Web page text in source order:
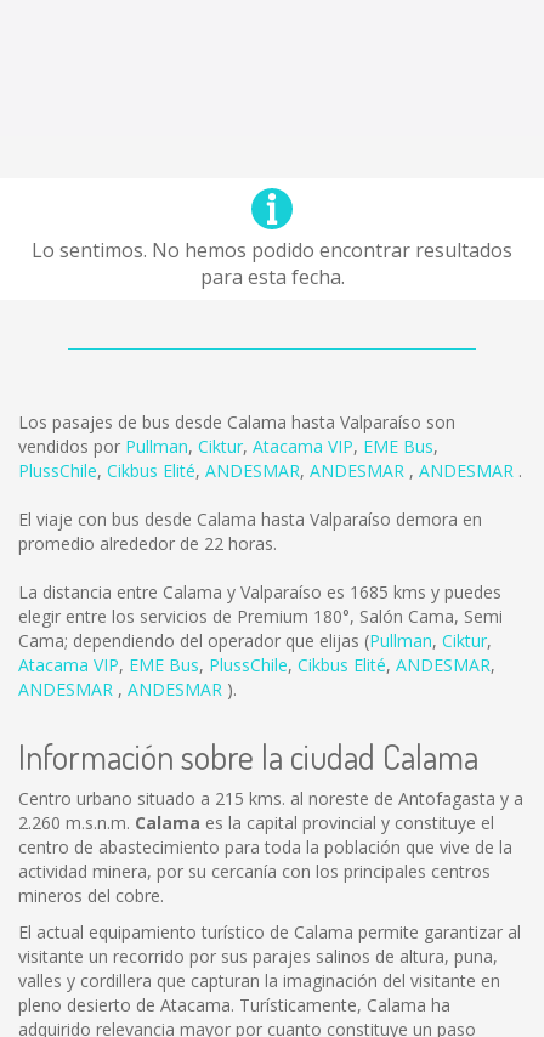
Lo sentimos. No hemos podido encontrar resultados
para esta fecha.
Los pasajes de bus desde Calama hasta Valparaíso son
vendidos por Pullman, Ciktur, Atacama VIP, EME Bus,
PlussChile, Cikbus Elité, ANDESMAR, ANDESMAR , ANDESMAR .
El viaje con bus desde Calama hasta Valparaíso demora en
promedio alrededor de 22 horas.
La distancia entre Calama y Valparaíso es 1685 kms y puedes
elegir entre los servicios de Premium 180°, Salón Cama, Semi
Cama; dependiendo del operador que elijas (Pullman, Ciktur,
Atacama VIP, EME Bus, PlussChile, Cikbus Elité, ANDESMAR,
ANDESMAR , ANDESMAR ).
Información sobre la ciudad Calama
Centro urbano situado a 215 kms. al noreste de Antofagasta y a
2.260 m.s.n.m. Calama es la capital provincial y constituye el
centro de abastecimiento para toda la población que vive de la
actividad minera, por su cercanía con los principales centros
mineros del cobre.
El actual equipamiento turístico de Calama permite garantizar al
visitante un recorrido por sus parajes salinos de altura, puna,
valles y cordillera que capturan la imaginación del visitante en
pleno desierto de Atacama. Turísticamente, Calama ha
adquirido relevancia mayor por cuanto constituye un paso